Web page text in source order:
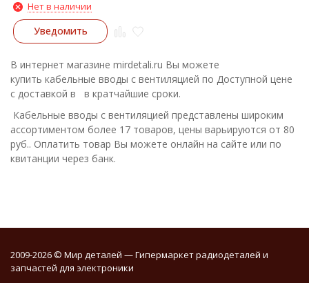
Нет в наличии
Уведомить
В интернет магазине mirdetali.ru Вы можете
купить кабельные вводы с вентиляцией по Доступной цене
с доставкой в в кратчайшие сроки.
Кабельные вводы с вентиляцией представлены широким
ассортиментом более 17 товаров, цены варьируются от 80
руб.. Оплатить товар Вы можете онлайн на сайте или по
квитанции через банк.
2009-2026 © Мир деталей — Гипермаркет радиодеталей и
запчастей для электроники